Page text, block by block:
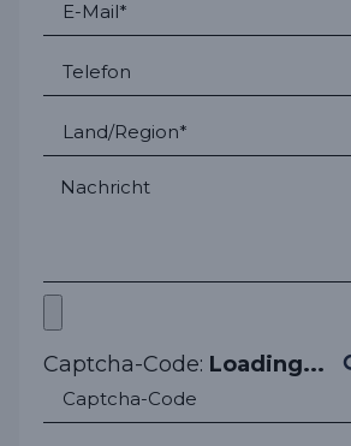
Captcha-Code: Loading...